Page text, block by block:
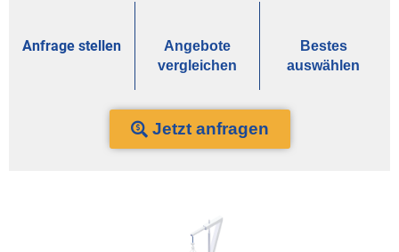
Anfrage stellen
Angebote
vergleichen
Bestes
auswählen
Jetzt anfragen